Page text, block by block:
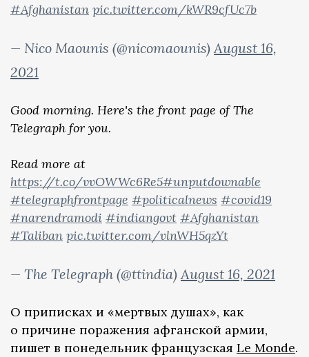
#Afghanistan pic.twitter.com/kWR9cfUc7b
— Nico Maounis (@nicomaounis)August 16,
2021
Good morning. Here's the front page of The
Telegraph for you.
Read more at
https://t.co/vvOWWc6Re5#unputdownable
#telegraphfrontpage #politicalnews #covid19
#narendramodi #indiangovt #Afghanistan
#Taliban pic.twitter.com/vlnWH5qzYt
— The Telegraph (@ttindia)August 16, 2021
О приписках и «мертвых душах», как
о причине поражения афганской армии,
пишет в понедельник французская Le Monde.